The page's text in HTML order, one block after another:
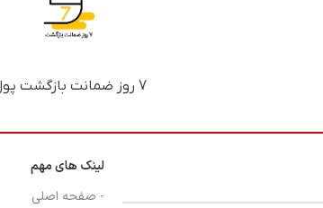
7 روز ضمانت بازگشت پول
لینک های مهم
- صفحه اصلی